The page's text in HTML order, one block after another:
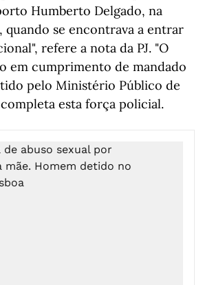
Humberto Delgado, na
quando se encontrava a entrar
refere a nota da PJ. "O
em cumprimento de mandado
pelo Ministério Público de
esta força policial.